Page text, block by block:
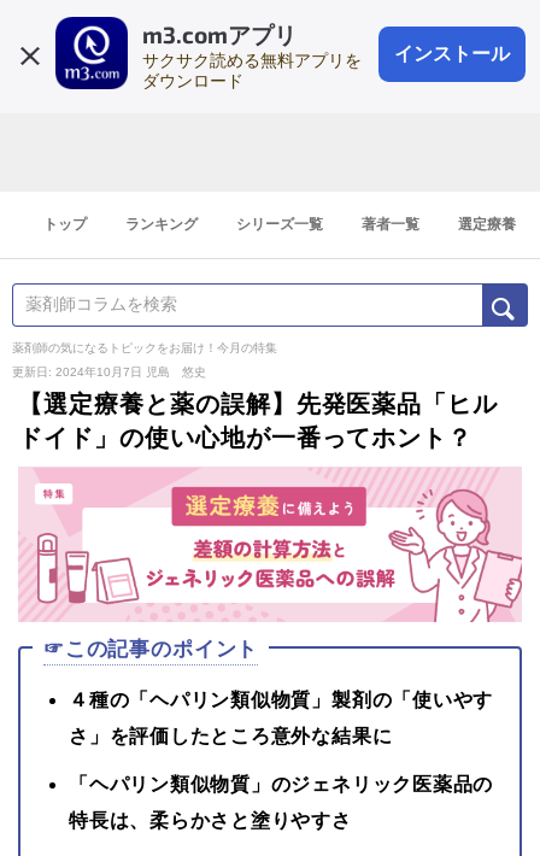
m3.comアプリ
サクサク読める無料アプリを
ダウンロード
インストール
会員登録
登録1分
トップ ランキング シリーズ一覧 著者一覧 選定療養
薬剤師の気になるトピックをお届け！今月の特集
更新日: 2024年10月7日
児島 悠史
【選定療養と薬の誤解】先発医薬品「ヒル
ドイド」の使い心地が一番ってホント？
☞この記事のポイント
４種の「ヘパリン類似物質」製剤の「使いやす
さ」を評価したところ意外な結果に
「ヘパリン類似物質」のジェネリック医薬品の
特長は、柔らかさと塗りやすさ